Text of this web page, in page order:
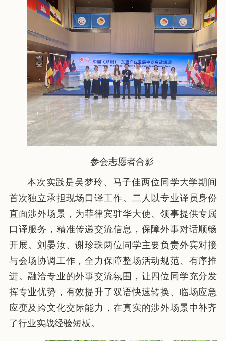
参会志愿者合影
本次实践是吴梦玲、马子佳两位同学大学期间
首次独立承担现场口译工作。二人以专业译员身份
直面涉外场景，为菲律宾驻华大使、领事提供专属
口译服务，精准传递交流信息，保障外事对话顺畅
开展。刘晏汝、谢珍珠两位同学主要负责外宾对接
与会场协调工作，全力保障整场活动规范、有序推
进。融洽专业的外事交流氛围，让四位同学充分发
挥专业优势，有效提升了双语快速转换、临场应急
应变及跨文化交际能力，在真实的涉外场景中补齐
了行业实战经验短板。